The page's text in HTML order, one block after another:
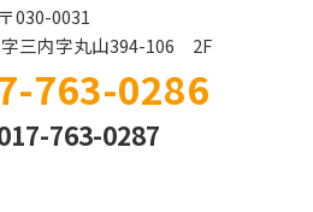
〒030-0031
三内字丸山394-106 2F
763-0286
763-0287